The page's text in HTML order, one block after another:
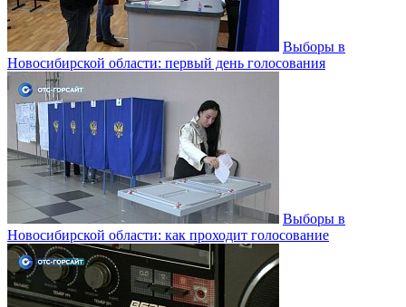
Выборы в
Новосибирской области: первый день голосования
Выборы в
Новосибирской области: как проходит голосование